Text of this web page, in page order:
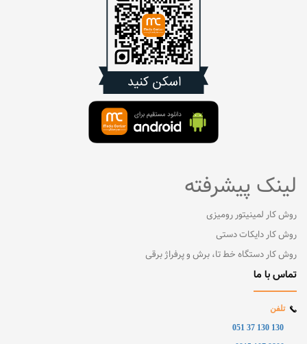
لینک پیشرفته
روش کار لمینیتور رومیزی
روش کار دایکات دستی
روش کار دستگاه خط تا، برش و پرفراژ برقی
تماس با ما
تلفن
130 130 37 051